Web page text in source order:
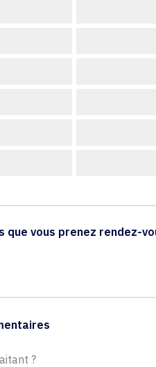
que vous prenez rendez-
?